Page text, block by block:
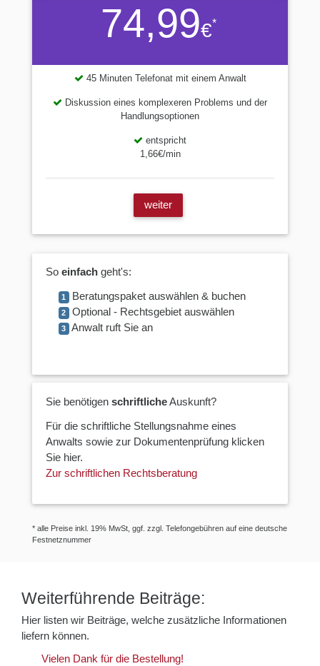
74,99€*
45 Minuten Telefonat mit einem Anwalt
Diskussion eines komplexeren Problems und der
Handlungsoptionen
entspricht
1,66€/min
weiter
So einfachgeht's:
1 Beratungspaket auswählen & buchen
2 Optional - Rechtsgebiet auswählen
3 Anwalt ruft Sie an
Sie benötigen schriftlicheAuskunft?
Für die schriftliche Stellungsnahme eines
Anwalts sowie zur Dokumentenprüfung klicken
Sie hier.
Zur schriftlichen Rechtsberatung
* alle Preise inkl. 19% MwSt, ggf. zzgl. Telefongebühren auf eine deutsche
Festnetznummer
Weiterführende Beiträge:
Hier listen wir Beiträge, welche zusätzliche Informationen
liefern können.
Vielen Dank für die Bestellung!